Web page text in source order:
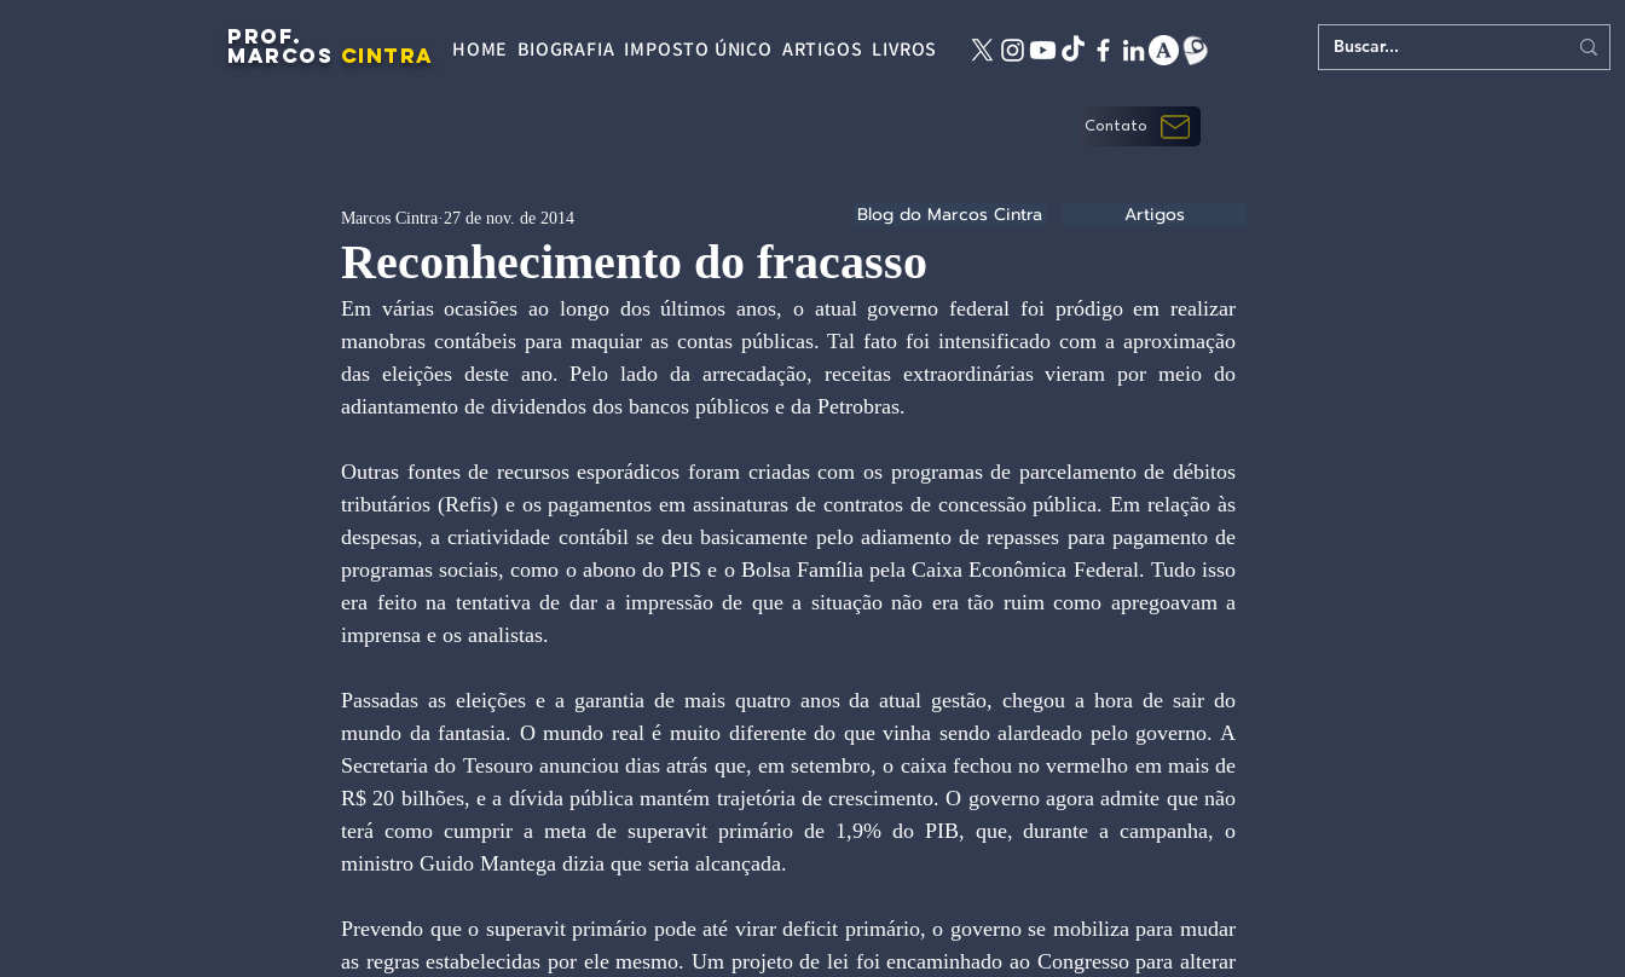
PROF.
MARCOS CINTRA HOME BIOGRAFIA IMPOSTO ÚNICO ARTIGOS LIVROS
Contato
Reconhecimento do fracasso
Marcos Cintra 27 de nov. de 2014
Em várias ocasiões ao longo dos últimos anos, o atual governo federal foi pródigo em realizar
manobras contábeis para maquiar as contas públicas. Tal fato foi intensificado com a aproximação
das eleições deste ano. Pelo lado da arrecadação, receitas extraordinárias vieram por meio do
adiantamento de dividendos dos bancos públicos e da Petrobras.
Outras fontes de recursos esporádicos foram criadas com os programas de parcelamento de débitos
tributários (Refis) e os pagamentos em assinaturas de contratos de concessão pública. Em relação às
despesas, a criatividade contábil se deu basicamente pelo adiamento de repasses para pagamento de
programas sociais, como o abono do PIS e o Bolsa Família pela Caixa Econômica Federal. Tudo isso
era feito na tentativa de dar a impressão de que a situação não era tão ruim como apregoavam a
imprensa e os analistas.
Passadas as eleições e a garantia de mais quatro anos da atual gestão, chegou a hora de sair do
mundo da fantasia. O mundo real é muito diferente do que vinha sendo alardeado pelo governo. A
Secretaria do Tesouro anunciou dias atrás que, em setembro, o caixa fechou no vermelho em mais de
R$ 20 bilhões, e a dívida pública mantém trajetória de crescimento. O governo agora admite que não
terá como cumprir a meta de superavit primário de 1,9% do PIB, que, durante a campanha, o
ministro Guido Mantega dizia que seria alcançada.
Prevendo que o superavit primário pode até virar deficit primário, o governo se mobiliza para mudar
as regras estabelecidas por ele mesmo. Um projeto de lei foi encaminhado ao Congresso para alterar
Blog do Marcos Cintra Artigos